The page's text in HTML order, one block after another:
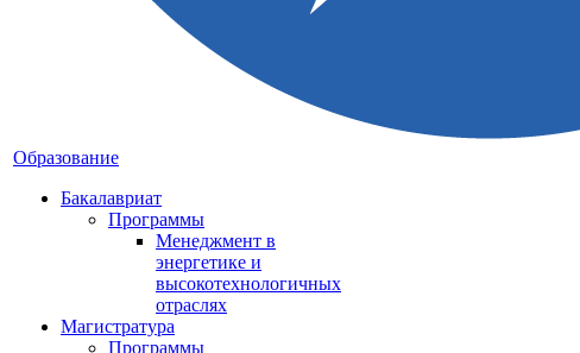
Образование
Бакалавриат
Программы
Менеджмент в
энергетике и
высокотехнологичных
отраслях
Магистратура
Программы